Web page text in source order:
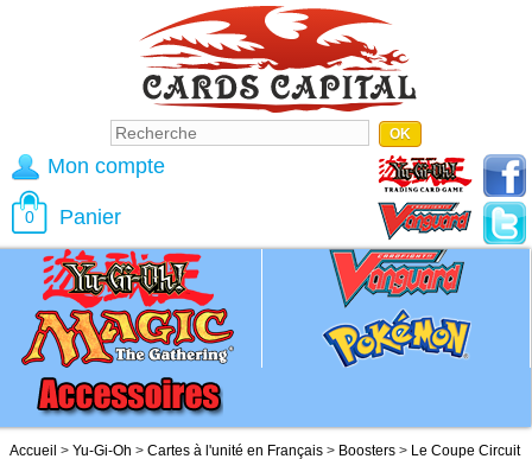
Accueil > Yu-Gi-Oh > Cartes à l'unité en Français > Boosters > Le Coupe Circuit
Mon compte
0 Panier